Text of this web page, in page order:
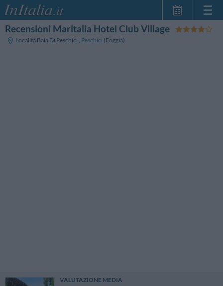
Home Page
Recensioni Maritalia Hotel Club Village
Località Baia Di Peschici , Peschici (Foggia)
VALUTAZIONE MEDIA